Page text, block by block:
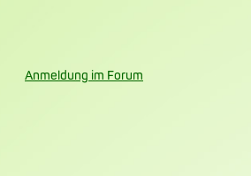
Anmeldung im Forum